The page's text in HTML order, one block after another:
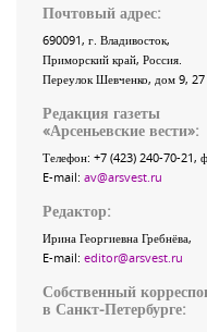
Почтовый адрес:
690091, г. Владивосток,
Приморский край, Россия
Переулок Шевченко, дом 9, 27
Редакция газеты
«Арсеньевские вести»:
Телефон: +7 (423) 240-70-21,
E-mail: av@arsvest.ru
Редактор:
Ирина Георгиевна Гребнёва,
E-mail: editor@arsvest.ru
Собственный
в Санкт-Петербурге: